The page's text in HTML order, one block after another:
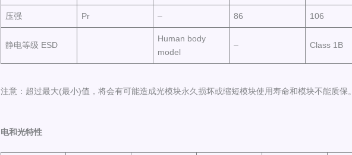
压强 Pr – 86 106
静电等级 ESD
Human body
model
– Class 1B
注意：超过最大(最小)值，将会有可能造成光模块永久损坏或缩短模块使用寿命和模块不能质保。
电和光特性